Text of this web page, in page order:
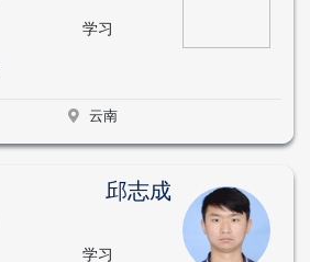
学习
云南
邱志成
学习